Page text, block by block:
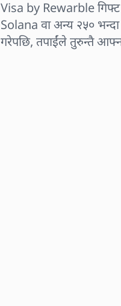
Visa by Rewarble
Solana वा अन्य २५० भन्दा
गरेपछि, तपाईंले तुरुन्तै